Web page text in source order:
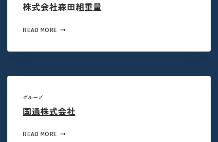
株式会社森田組重量
READ MORE
グループ
国通株式会社
READ MORE